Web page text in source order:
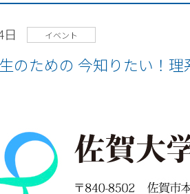
イベント
のための 今知りたい！